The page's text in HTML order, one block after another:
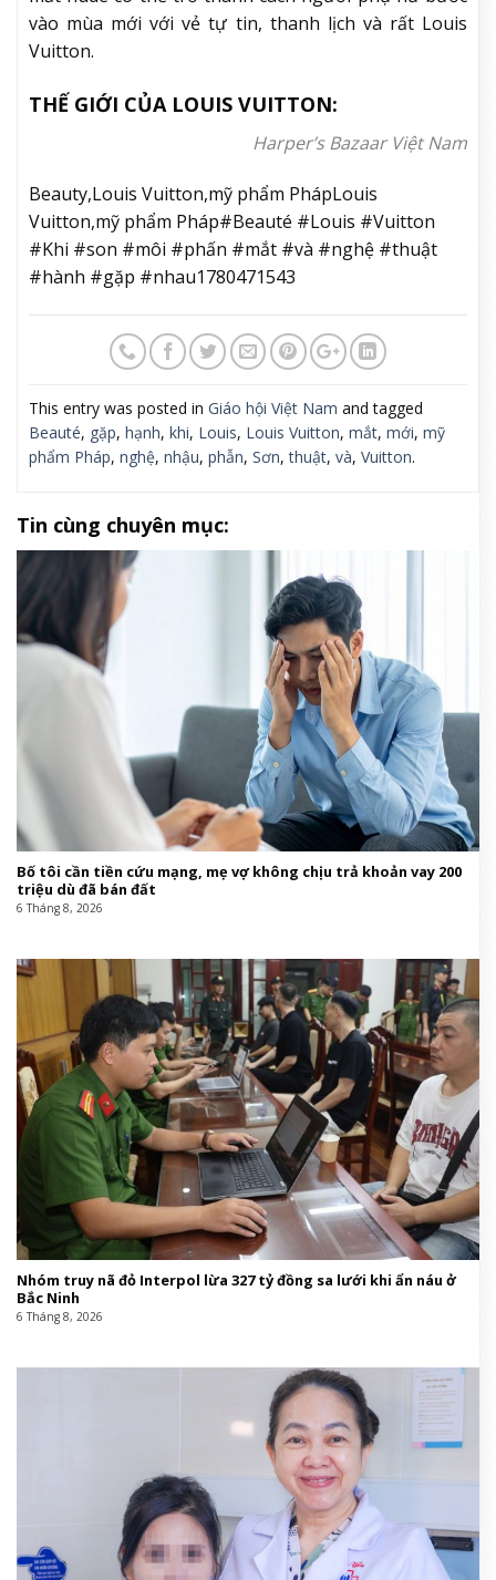
vào mùa mới với vẻ tự tin, thanh lịch và rất Louis
Vuitton.
THẾ GIỚI CỦA LOUIS VUITTON:
Harper’s Bazaar Việt Nam
Beauty,Louis Vuitton,mỹ phẩm PhápLouis
Vuitton,mỹ phẩm Pháp#Beauté #Louis #Vuitton
#Khi #son #môi #phấn #mắt #và #nghệ #thuật
#hành #gặp #nhau1780471543
This entry was posted in Giáo hội Việt Nam and tagged
Beauté, gặp, hạnh, khi, Louis, Louis Vuitton, mắt, mới, mỹ
phẩm Pháp, nghệ, nhậu, phẫn, Sơn,thuật, và, Vuitton.
Tin cùng chuyên mục:
Bố tôi cần tiền cứu mạng, mẹ vợ không chịu trả khoản vay 200
triệu dù đã bán đất
6 Tháng 8, 2026
Nhóm truy nã đỏ Interpol lừa 327 tỷ đồng sa lưới khi ẩn náu ở
Bắc Ninh
6 Tháng 8, 2026